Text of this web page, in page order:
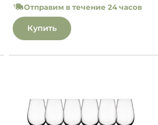
Отправим в течение 24 часов
Купить